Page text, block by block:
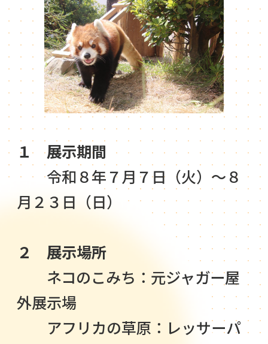
１ 展示期間
令和８年７月７日（火）～８
月２３日（日）
２ 展示場所
ネコのこみち：元ジャガー屋
外展示場
アフリカの草原：レッサーパ